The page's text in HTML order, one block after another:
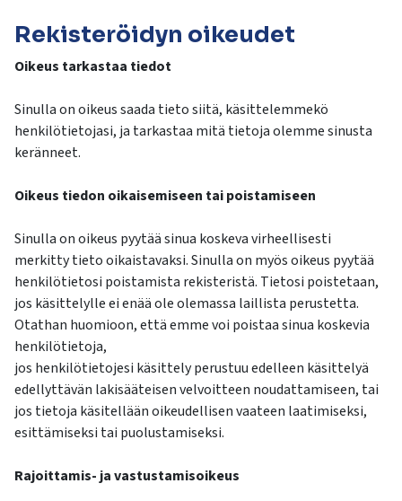
Rekisteröidyn oikeudet
Oikeus tarkastaa tiedot
Sinulla on oikeus saada tieto siitä, käsittelemmekö
henkilötietojasi, ja tarkastaa mitä tietoja olemme sinusta
keränneet.
Oikeus tiedon oikaisemiseen tai poistamiseen
Sinulla on oikeus pyytää sinua koskeva virheellisesti
merkitty tieto oikaistavaksi. Sinulla on myös oikeus pyytää
henkilötietosi poistamista rekisteristä. Tietosi poistetaan,
jos käsittelylle ei enää ole olemassa laillista perustetta.
Otathan huomioon, että emme voi poistaa sinua koskevia
henkilötietoja,
jos henkilötietojesi käsittely perustuu edelleen käsittelyä
edellyttävän lakisääteisen velvoitteen noudattamiseen, tai
jos tietoja käsitellään oikeudellisen vaateen laatimiseksi,
esittämiseksi tai puolustamiseksi.
Rajoittamis- ja vastustamisoikeus